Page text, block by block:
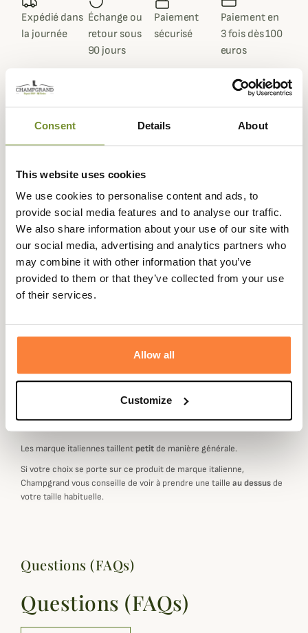
Consent Details About
This website uses cookies
We use cookies to personalise content and ads, to
provide social media features and to analyse our traffic.
We also share information about your use of our site with
our social media, advertising and analytics partners who
may combine it with other information that you’ve
provided to them or that they’ve collected from your use
of their services.
Allow all
Customize
Expédié dans
la journée
Échange ou
retour sous
90 jours
Paiement
sécurisé
Paiement en
3 fois dès 100
euros
Description
nylon la rend résistante à l'usure et simple d'entretien.
Cette pochette orange fluo R1766 est dotée d'un passant
pour l'attacher aisément à votre ceinture. L'ouverture
avec lanière en cuir est silencieuse pour une plus
meilleure discrétion.
Fiche technique
Matière Cuir, Nylon
Orange
Marque Italienne : Choisir sa Taille
Les marque italiennes taillentpetitde manière générale.
Si votre choix se porte sur ce produit de marque italienne,
Champgrand vous conseille de voir à prendre une taille au dessusde
votre taille habituelle.
Questions (FAQs)
Questions (FAQs)